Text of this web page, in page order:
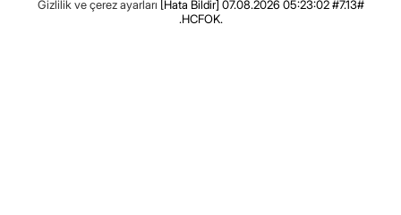
Gizlilik ve çerez ayarları [Hata Bildir] 07.08.2026 05:23:02 #7.13#
.HCFOK.